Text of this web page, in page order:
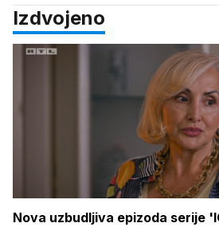
Izdvojeno
Nova uzbudljiva epizoda serije